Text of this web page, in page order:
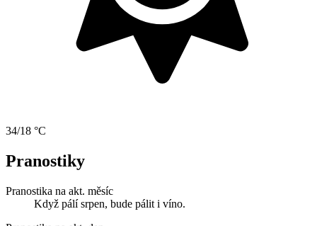
34/18 °C
Pranostiky
Pranostika na akt. měsíc
Když pálí srpen, bude pálit i víno.